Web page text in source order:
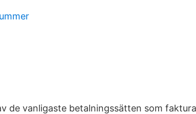
de vanligaste betalningssätten som